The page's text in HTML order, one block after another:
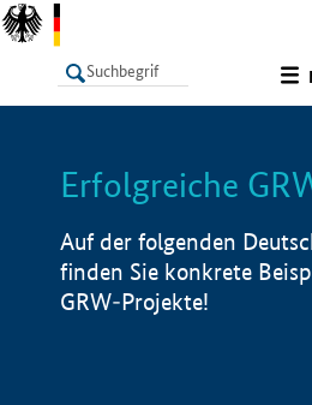
LISTE
Erfolgreiche
Auf der folgenden
finden Sie konkrete
GRW-Projekte!